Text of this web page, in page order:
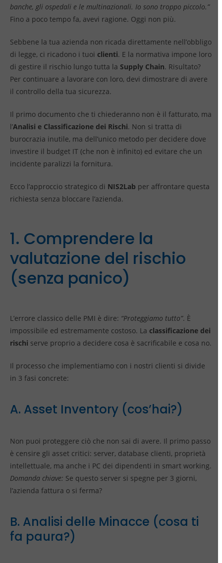
banche, gli ospedali e le multinazionali. Io sono troppo piccolo.”
Fino a poco tempo fa, avevi ragione. Oggi non più.
Sebbene la tua azienda non ricada direttamente nell’obbligo
di legge, ci ricadono i tuoi clienti. E la normativa impone loro
di gestire il rischio lungo tutta la Supply Chain. Risultato?
Per continuare a lavorare con loro, devi dimostrare di avere
il controllo della tua sicurezza.
Il primo documento che ti chiederanno non è il fatturato, ma
l’Analisi e Classificazione dei Rischi. Non si tratta di
burocrazia inutile, ma dell’unico metodo per decidere dove
investire il budget IT (che non è infinito) ed evitare che un
incidente paralizzi la fornitura.
Ecco l’approccio strategico di NIS2Lab per affrontare questa
richiesta senza bloccare l’azienda.
1. Comprendere la
valutazione del rischio
(senza panico)
L’errore classico delle PMI è dire: “Proteggiamo tutto”. È
impossibile ed estremamente costoso. La classificazione dei
rischi serve proprio a decidere cosa è sacrificabile e cosa no.
Il processo che implementiamo con i nostri clienti si divide
in 3 fasi concrete:
A. Asset Inventory (cos’hai?)
Non puoi proteggere ciò che non sai di avere. Il primo passo
è censire gli asset critici: server, database clienti, proprietà
intellettuale, ma anche i PC dei dipendenti in smart working.
Domanda chiave: Se questo server si spegne per 3 giorni,
l’azienda fattura o si ferma?
B. Analisi delle Minacce (cosa ti
fa paura?)